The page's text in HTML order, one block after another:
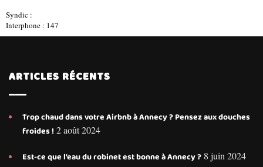
Syndic :
Interphone : 147
ARTICLES RÉCENTS
Trop chaud dans votre Airbnb à Annecy ? Pensez aux douches
froides ! 2 août 2024
Est-ce que l’eau du robinet est bonne à Annecy ? 8 juin 2024